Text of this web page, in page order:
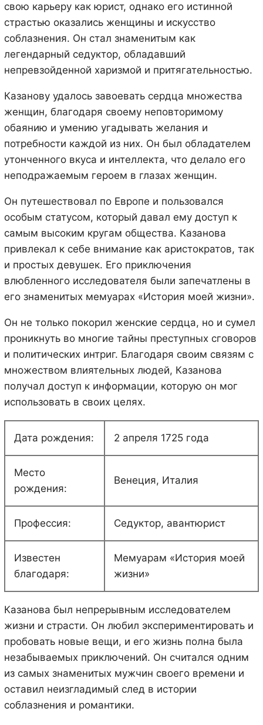
свою карьеру как юрист, однако его истинной
страстью оказались женщины и искусство
соблазнения. Он стал знаменитым как
легендарный седуктор, обладавший
непревзойденной харизмой и притягательностью.
Казанову удалось завоевать сердца множества
женщин, благодаря своему неповторимому
обаянию и умению угадывать желания и
потребности каждой из них. Он был обладателем
утонченного вкуса и интеллекта, что делало его
неподражаемым героем в глазах женщин.
Он путешествовал по Европе и пользовался
особым статусом, который давал ему доступ к
самым высоким кругам общества. Казанова
привлекал к себе внимание как аристократов, так
и простых девушек. Его приключения
влюбленного исследователя были запечатлены в
его знаменитых мемуарах «История моей жизни».
Он не только покорил женские сердца, но и сумел
проникнуть во многие тайны преступных сговоров
и политических интриг. Благодаря своим связям с
множеством влиятельных людей, Казанова
получал доступ к информации, которую он мог
использовать в своих целях.
Дата рождения: 2 апреля 1725 года
Место
рождения:
Венеция, Италия
Профессия: Седуктор, авантюрист
Известен
благодаря:
Мемуарам «История моей
жизни»
Казанова был непрерывным исследователем
жизни и страсти. Он любил экспериментировать и
пробовать новые вещи, и его жизнь полна была
незабываемых приключений. Он считался одним
из самых знаменитых мужчин своего времени и
оставил неизгладимый след в истории
соблазнения и романтики.